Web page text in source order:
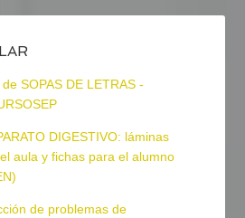
SOPAS DE LETRAS -
DIGESTIVO: láminas
aula y fichas para el alumno
de problemas de